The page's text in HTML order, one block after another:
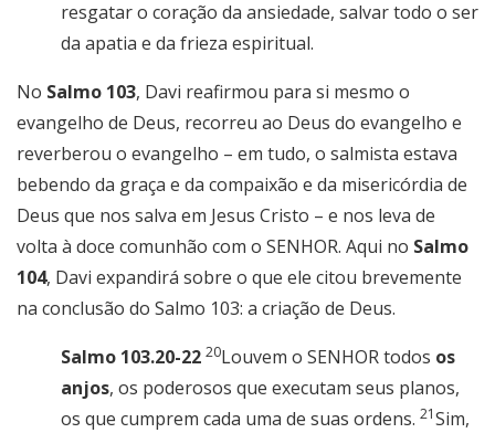
resgatar o coração da ansiedade, salvar todo o ser
da apatia e da frieza espiritual.
No Salmo 103, Davi reafirmou para si mesmo o
evangelho de Deus, recorreu ao Deus do evangelho e
reverberou o evangelho – em tudo, o salmista estava
bebendo da graça e da compaixão e da misericórdia de
Deus que nos salva em Jesus Cristo – e nos leva de
volta à doce comunhão com o SENHOR. Aqui no Salmo
104, Davi expandirá sobre o que ele citou brevemente
na conclusão do Salmo 103: a criação de Deus.
Salmo 103.20-22 20Louvem o SENHOR todos os
anjos, os poderosos que executam seus planos,
os que cumprem cada uma de suas ordens. 21Sim,